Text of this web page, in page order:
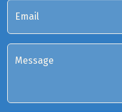
Email
Message